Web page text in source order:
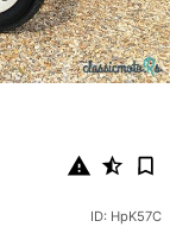
ID: HpK57C